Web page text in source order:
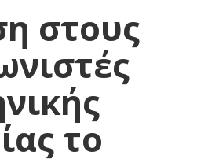
στους
το